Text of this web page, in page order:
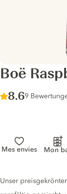
Boë
Score :
8.6/ 10
9
Mes envies Mon
Gin description
Unser